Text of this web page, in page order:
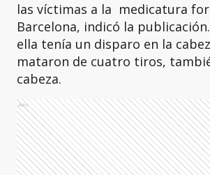
las víctimas a la medicatura
Barcelona, indicó la
ella tenía un disparo en la
mataron de cuatro tiros,
cabeza.
Ads